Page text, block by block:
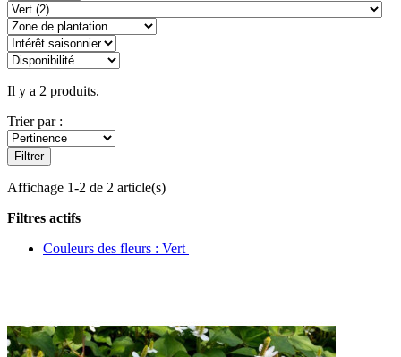
Il y a 2 produits.
Trier par :
Filtrer
Affichage 1-2 de 2 article(s)
Filtres actifs
Couleurs des fleurs : Vert